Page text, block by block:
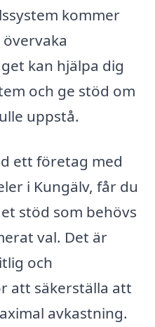
kommer
kan hjälpa dig
och ge stöd om
uppstå.
ett företag med
i Kungälv, får du
stöd som behövs
val. Det är
och
att säkerställa att
avkastning.